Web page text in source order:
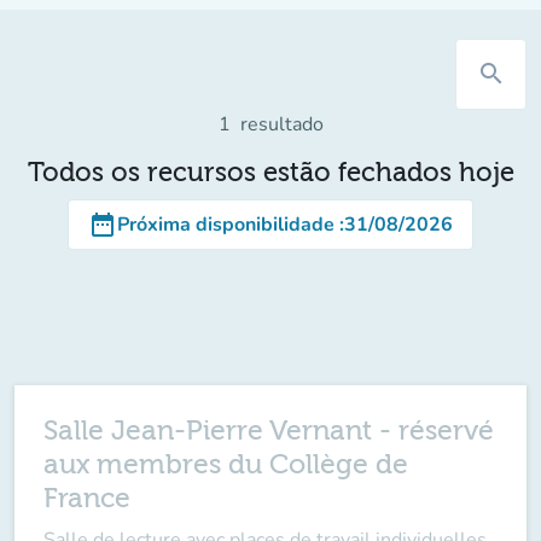
search
1 resultado
Todos os recursos estão fechados hoje
date_rangePróxima disponibilidade :31/08/2026
Salle Jean-Pierre Vernant - réservé
aux membres du Collège de
France